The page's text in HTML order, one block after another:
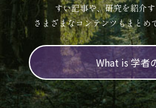
すい記事や、研究を紹介
さまざまなコンテンツもまとめ
What is 学者